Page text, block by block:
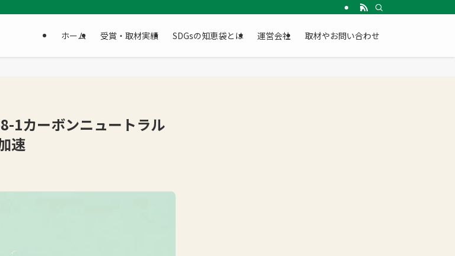
ホーム 受賞・取材実績 SDGsの知恵袋とは 運営会社 取材やお問い合わせ
1カーボンニュートラル
速